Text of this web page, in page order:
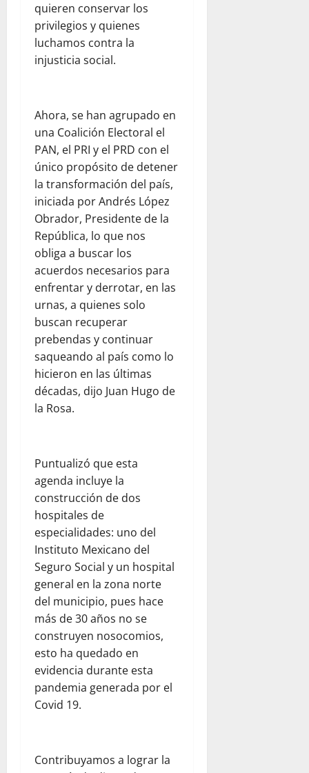
quieren conservar los
privilegios y quienes
luchamos contra la
injusticia social.
Ahora, se han agrupado en
una Coalición Electoral el
PAN, el PRI y el PRD con el
único propósito de detener
la transformación del país,
iniciada por Andrés López
Obrador, Presidente de la
República, lo que nos
obliga a buscar los
acuerdos necesarios para
enfrentar y derrotar, en las
urnas, a quienes solo
buscan recuperar
prebendas y continuar
saqueando al país como lo
hicieron en las últimas
décadas, dijo Juan Hugo de
la Rosa.
Puntualizó que esta
agenda incluye la
construcción de dos
hospitales de
especialidades: uno del
Instituto Mexicano del
Seguro Social y un hospital
general en la zona norte
del municipio, pues hace
más de 30 años no se
construyen nosocomios,
esto ha quedado en
evidencia durante esta
pandemia generada por el
Covid 19.
Contribuyamos a lograr la